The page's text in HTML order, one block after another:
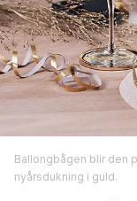
Ballongbågen blir den
nyårsdukning i guld.